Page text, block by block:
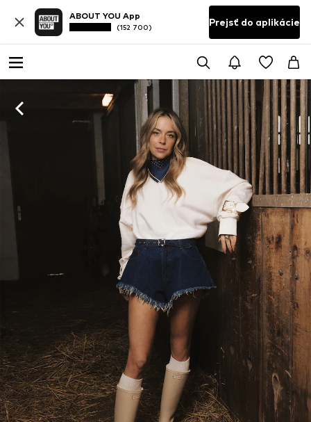
ABOUT YOU App
(152 700) Prejsť do aplikácie